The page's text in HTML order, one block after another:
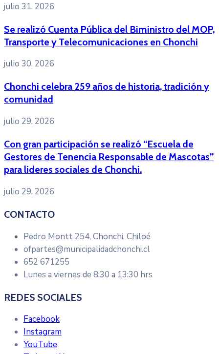
julio 31, 2026
Se realizó Cuenta Pública del Biministro del MOP,
Transporte y Telecomunicaciones en Chonchi
julio 30, 2026
Chonchi celebra 259 años de historia, tradición y
comunidad
julio 29, 2026
Con gran participación se realizó “Escuela de
Gestores de Tenencia Responsable de Mascotas”
para lideres sociales de Chonchi.
julio 29, 2026
CONTACTO
Pedro Montt 254, Chonchi, Chiloé
ofpartes@municipalidadchonchi.cl
652 671255
Lunes a viernes de 8:30 a 13:30 hrs
REDES SOCIALES
Facebook
Instagram
YouTube